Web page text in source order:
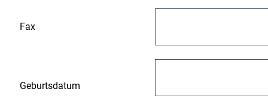
Fax
Geburtsdatum